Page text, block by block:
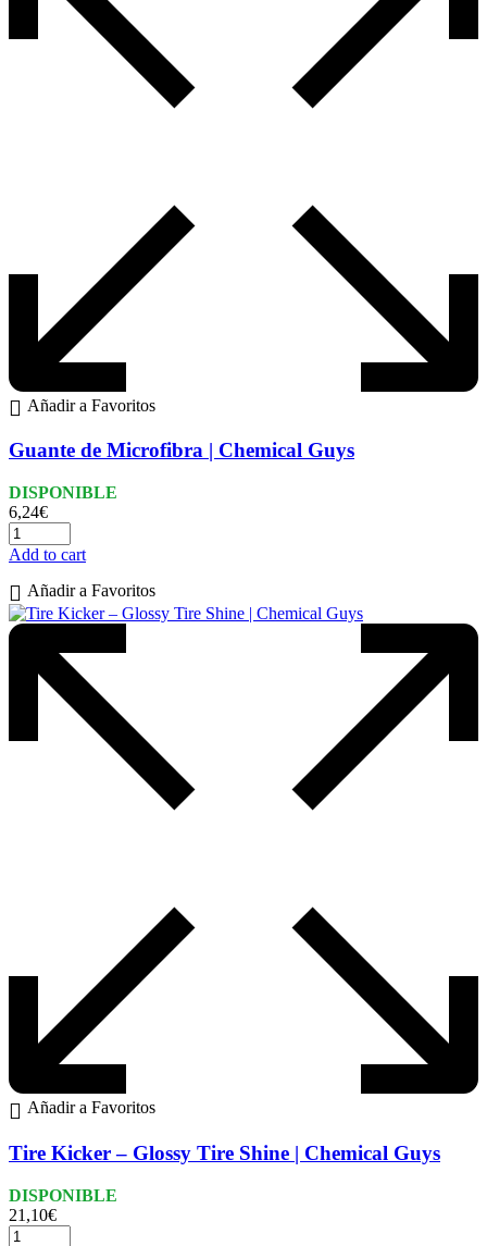
Añadir a Favoritos
Guante de Microfibra | Chemical Guys
DISPONIBLE
6,24€
Add to cart
Añadir a Favoritos
Añadir a Favoritos
Tire Kicker – Glossy Tire Shine | Chemical Guys
DISPONIBLE
21,10€